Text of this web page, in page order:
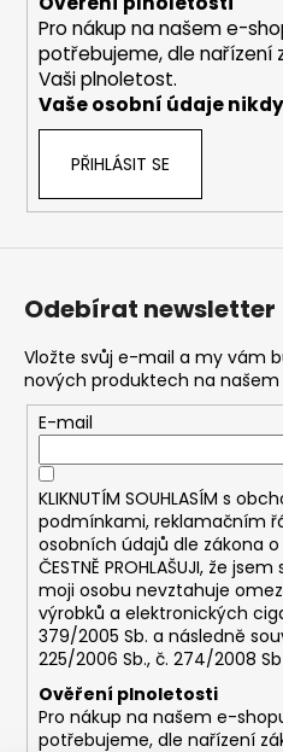
D
o
p
o
č
u
e
m
e
DEKANG
DESERT
SHIP
10ML
11MG
169
Kč
Původně:
195
Kč
Pro nákup na našem e-
potřebujeme, dle nařízení
Vaši plnoletost.
Vaše osobní údaje
PŘIHLÁSIT SE
Odebírat newsletter
Vložte svůj e-mail a my vám
nových produktech na
E-mail
KLIKNUTÍM SOUHLASÍM s
podmínkami, reklamačním
osobních údajů dle zákona o
ČESTNĚ PROHLAŠUJI, že
moji osobu nevztahuje
výrobků a elektronických
379/2005 Sb. a následně
225/2006 Sb., č. 274/2008
Ověření plnoletosti
Pro nákup na našem e-
potřebujeme, dle nařízení